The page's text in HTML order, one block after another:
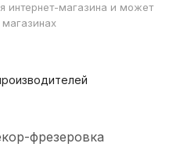
интернет-магазина и может
магазинах
фрезеровка